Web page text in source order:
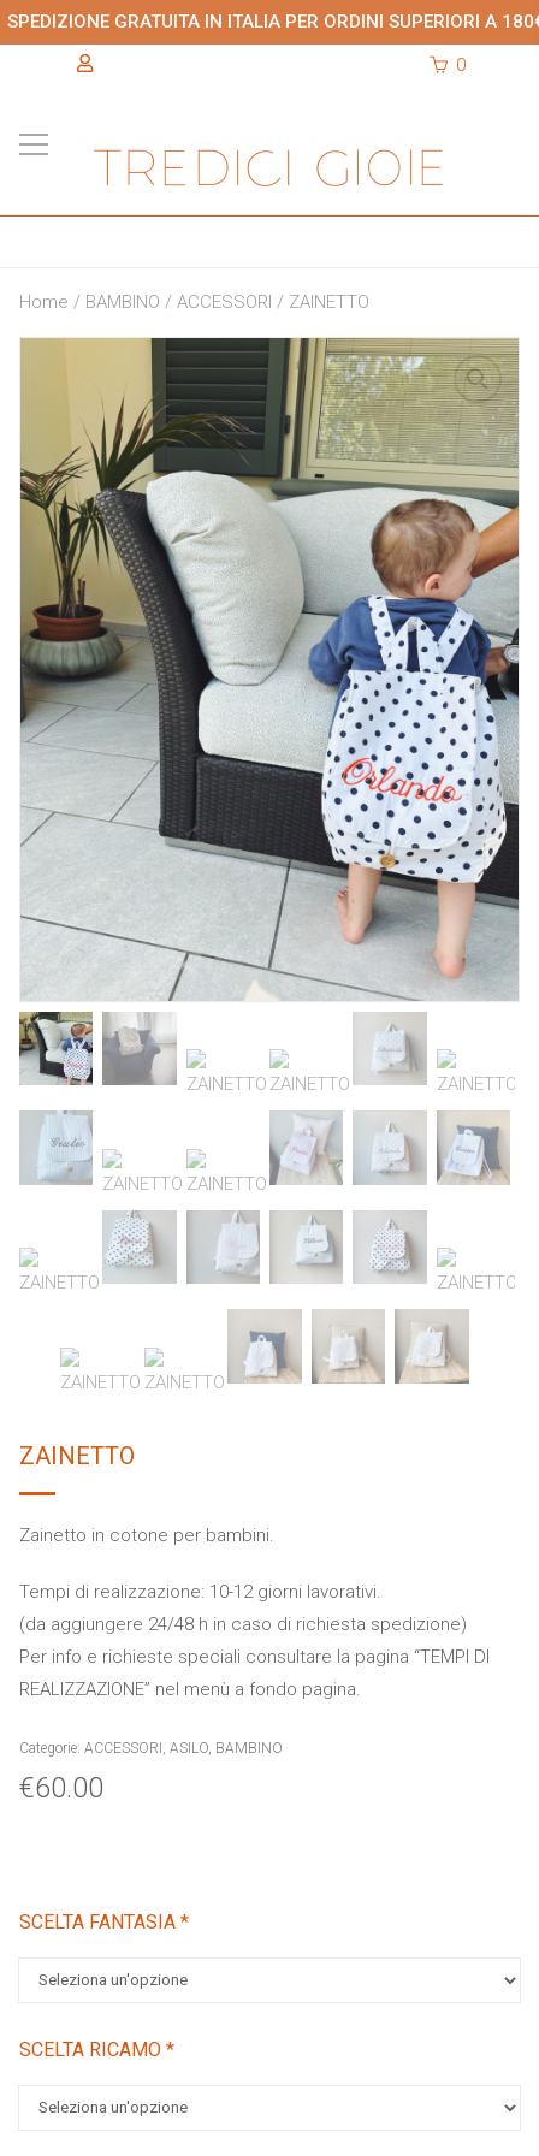
SPEDIZIONE GRATUITA IN ITALIA PER ORDINI SUPERIORI A
0
Home / BAMBINO / ACCESSORI / ZAINETTO
ZAINETTO
Zainetto in cotone per bambini.
Tempi di realizzazione: 10-12 giorni lavorativi.
(da aggiungere 24/48 h in caso di richiesta spedizione)
Per info e richieste speciali consultare la pagina “TEMPI DI
REALIZZAZIONE” nel menù a fondo pagina.
Categorie: ACCESSORI ASILO, BAMBINO
€60.00
SCELTA FANTASIA *
SCELTA RICAMO *